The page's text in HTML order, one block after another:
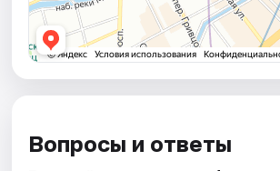
Вопросы и ответы